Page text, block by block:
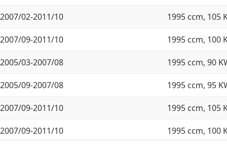
2007/02-2011/10 1995 ccm, 105
2007/09-2011/10 1995 ccm, 100
2005/03-2007/08 1995 ccm, 90
2005/09-2007/08 1995 ccm, 95
2007/09-2011/10 1995 ccm, 105
2007/09-2011/10 1995 ccm, 100